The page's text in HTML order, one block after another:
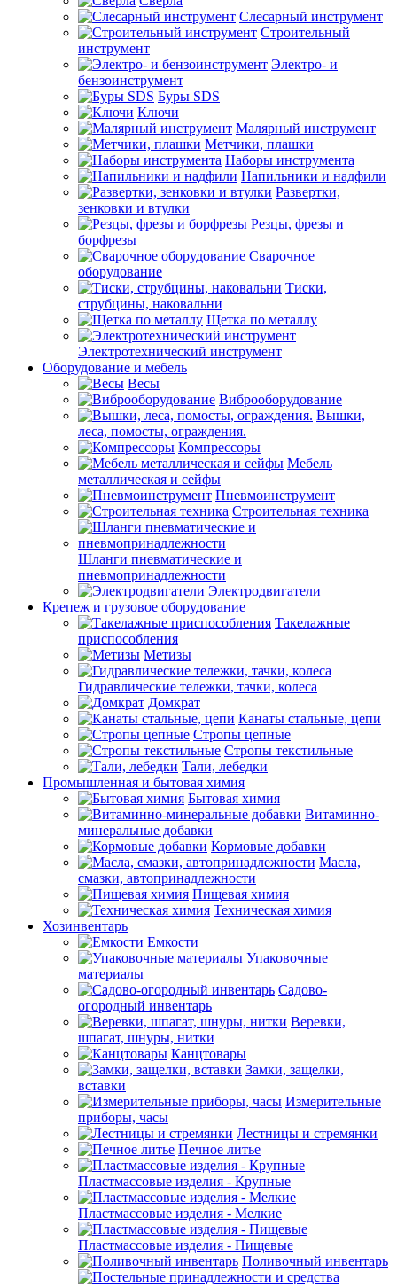
Слесарный инструмент
Строительный
инструмент
Электро- и
бензоинструмент
Буры SDS
Ключи
Малярный инструмент
Метчики, плашки
Наборы инструмента
Напильники и надфили
Развертки,
зенковки и втулки
Резцы, фрезы и
борфрезы
Сварочное
оборудование
Тиски,
струбцины, наковальни
Щетка по металлу
Электротехнический инструмент
Оборудование и мебель
Весы
Виброоборудование
Вышки,
леса, помосты, ограждения.
Компрессоры
Мебель
металлическая и сейфы
Пневмоинструмент
Строительная техника
Шланги пневматические и
пневмопринадлежности
Электродвигатели
Крепеж и грузовое оборудование
Такелажные
приспособления
Метизы
Гидравлические тележки, тачки, колеса
Домкрат
Канаты стальные, цепи
Стропы цепные
Стропы текстильные
Тали, лебедки
Промышленная и бытовая химия
Бытовая химия
Витаминно-
минеральные добавки
Кормовые добавки
Масла,
смазки, автопринадлежности
Пищевая химия
Техническая химия
Хозинвентарь
Емкости
Упаковочные
материалы
Садово-
огородный инвентарь
Веревки,
шпагат, шнуры, нитки
Канцтовары
Замки, защелки,
вставки
Измерительные
приборы, часы
Лестницы и стремянки
Печное литье
Пластмассовые изделия - Крупные
Пластмассовые изделия - Мелкие
Пластмассовые изделия - Пищевые
Поливочный инвентарь